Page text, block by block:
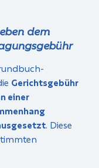
dem
Gerichtsgebühr
einer
. Diese